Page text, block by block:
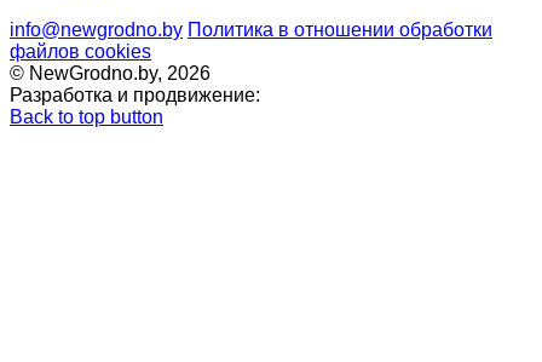
info@newgrodno.by Политика в отношении обработки
файлов cookies
© NewGrodno.by, 2026
Разработка и продвижение:
Back to top button